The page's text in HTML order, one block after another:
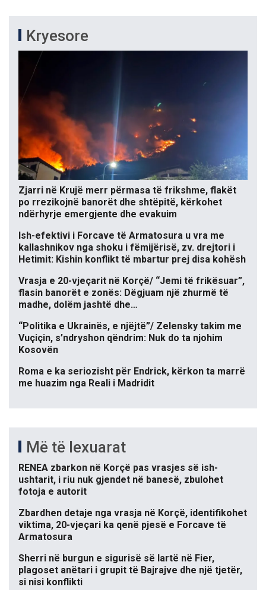
Kryesore
Zjarri në Krujë merr përmasa të frikshme, flakët
po rrezikojnë banorët dhe shtëpitë, kërkohet
ndërhyrje emergjente dhe evakuim
Ish-efektivi i Forcave të Armatosura u vra me
kallashnikov nga shoku i fëmijërisë, zv. drejtori i
Hetimit: Kishin konflikt të mbartur prej disa kohësh
Vrasja e 20-vjeçarit në Korçë/ “Jemi të frikësuar”,
flasin banorët e zonës: Dëgjuam një zhurmë të
madhe, dolëm jashtë dhe…
“Politika e Ukrainës, e njëjtë”/ Zelensky takim me
Vuçiçin, s’ndryshon qëndrim: Nuk do ta njohim
Kosovën
Roma e ka seriozisht për Endrick, kërkon ta marrë
me huazim nga Reali i Madridit
Më të lexuarat
RENEA zbarkon në Korçë pas vrasjes së ish-
ushtarit, i riu nuk gjendet në banesë, zbulohet
fotoja e autorit
Zbardhen detaje nga vrasja në Korçë, identifikohet
viktima, 20-vjeçari ka qenë pjesë e Forcave të
Armatosura
Sherri në burgun e sigurisë së lartë në Fier,
plagoset anëtari i grupit të Bajrajve dhe një tjetër,
si nisi konflikti